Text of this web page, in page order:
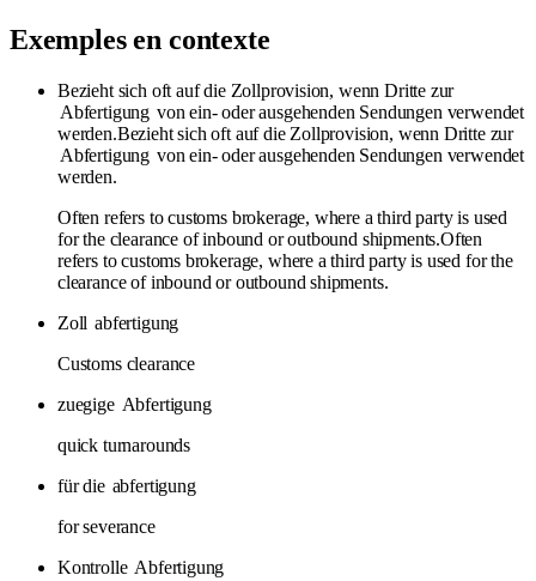
Exemples en contexte
Bezieht sich oft auf die Zollprovision, wenn Dritte zur
Abfertigung von ein- oder ausgehenden Sendungen verwendet
werden.Bezieht sich oft auf die Zollprovision, wenn Dritte zur
Abfertigung von ein- oder ausgehenden Sendungen verwendet
werden.
Often refers to customs brokerage, where a third party is used
for the clearance of inbound or outbound shipments.Often
refers to customs brokerage, where a third party is used for the
clearance of inbound or outbound shipments.
Zoll abfertigung
Customs clearance
zuegige Abfertigung
quick turnarounds
für die abfertigung
for severance
Kontrolle Abfertigung